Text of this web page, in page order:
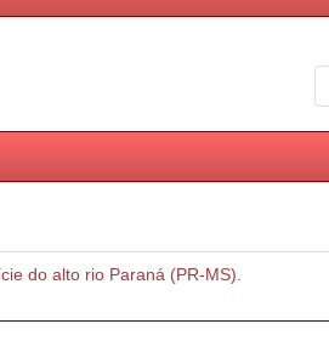
do alto rio Paraná (PR-MS).